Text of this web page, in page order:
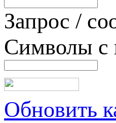
Запрос /
Символы с
Обновить